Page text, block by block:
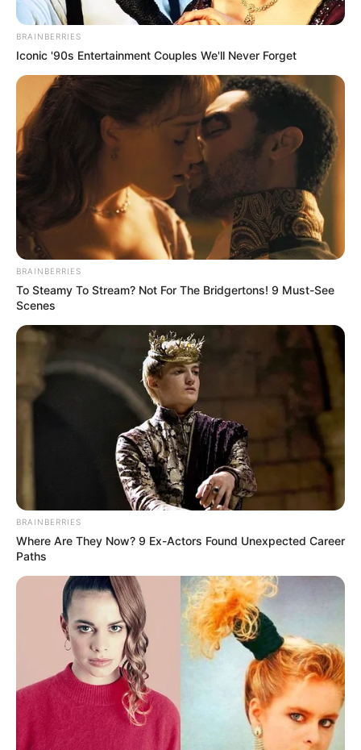
PostedFriss hírek
Dobrev Klára közzétette a
bizonyítékokat Sulyok Tamás
Szerző
Dobrev Klára közzétette a
bizonyítékokat Sulyok Tamás
múltjáról
BRAINBERRIES
Iconic '90s Entertainment Couples We'll Never Forget
BRAINBERRIES
To Steamy To Stream? Not For The Bridgertons! 9 Must-See
Scenes
BRAINBERRIES
Where Are They Now? 9 Ex-Actors Found Unexpected Career
Paths